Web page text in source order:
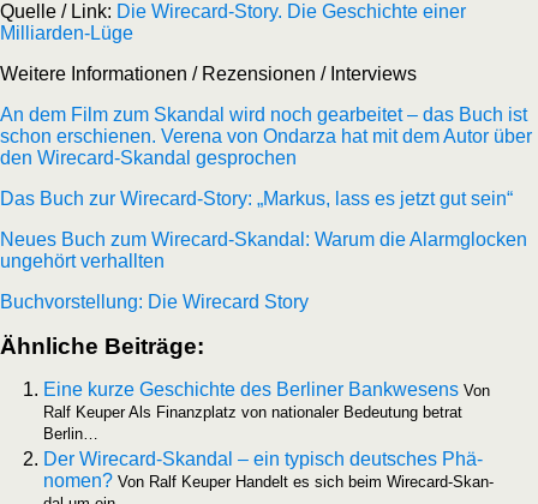
Quel­le /​ Link: Die Wire­card-Sto­ry. Die Geschich­te einer
Milliarden-Lüge
Wei­te­re Infor­ma­tio­nen /​ Rezen­sio­nen /​ Inter­views
An dem Film zum Skan­dal wird noch gear­bei­tet – das Buch ist
schon erschie­nen. Vere­na von Ondar­za hat mit dem Autor über
den Wire­card-Skan­dal gesprochen
Das Buch zur Wire­card-Sto­ry: „Mar­kus, lass es jetzt gut sein“
Neu­es Buch zum Wire­card-Skan­dal: War­um die Alarm­glo­cken
unge­hört verhallten
Buch­vor­stel­lung: Die Wire­card Story
Ähn­li­che Beiträge:
Eine kur­ze Geschich­te des Ber­li­ner Bank­we­sens Von
Ralf Keu­per Als Finanz­platz von natio­na­ler Bedeu­tung betrat
Berlin…
Der Wire­­card-Skan­­dal – ein typisch deut­sches Phä­
no­men? Von Ralf Keu­per Han­delt es sich beim Wire­­card-Skan­­